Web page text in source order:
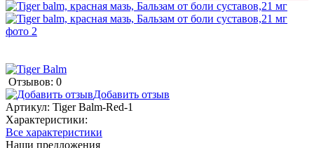
Отзывов: 0
Добавить отзыв
Артикул: Tiger Balm-Red-1
Характеристики:
Все характеристики
Наши предложения